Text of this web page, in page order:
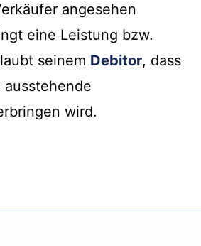
angesehen
eine Leistung bzw.
seinem Debitor, dass
wird.